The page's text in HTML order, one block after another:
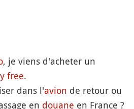
, je viens d'acheter un
free.
dans l'avion de retour ou
en douane en France ?